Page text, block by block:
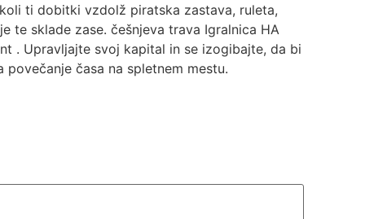
ti dobitki vzdolž piratska zastava, ruleta,
te sklade zase. češnjeva trava Igralnica HA
. Upravljajte svoj kapital in se izogibajte, da bi
časa na spletnem mestu.